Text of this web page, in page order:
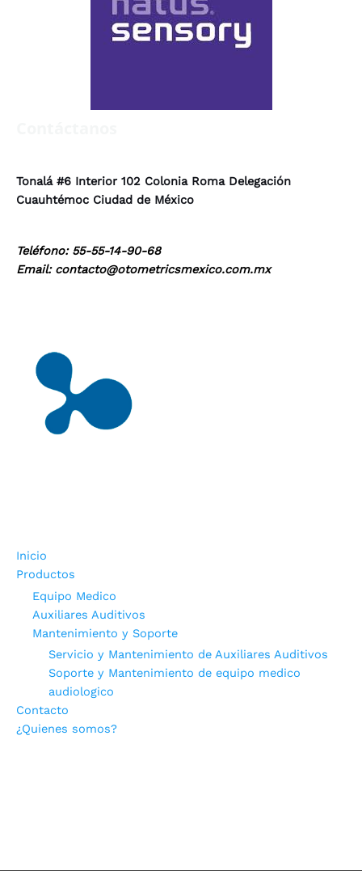
Tonalá #6 Interior 102 Colonia Roma Delegación
Cuauhtémoc Ciudad de México
Teléfono: 55-55-14-90-68
Email: contacto@otometricsmexico.com.mx
Inicio
Productos
Equipo Medico
Auxiliares Auditivos
Mantenimiento y Soporte
Servicio y Mantenimiento de Auxiliares Auditivos
Soporte y Mantenimiento de equipo medico
audiologico
Contacto
¿Quienes somos?